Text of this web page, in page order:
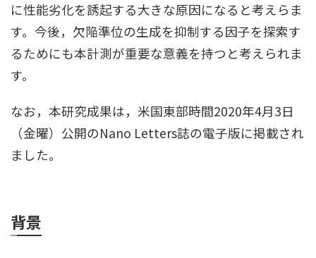
に性能劣化を誘起する大きな原因になると考えらま
す。今後，欠陥準位の生成を抑制する因子を探索す
るためにも本計測が重要な意義を持つと考えられま
す。
なお，本研究成果は，米国東部時間2020年4月3日
（金曜）公開のNano Letters誌の電子版に掲載され
ました。
背景